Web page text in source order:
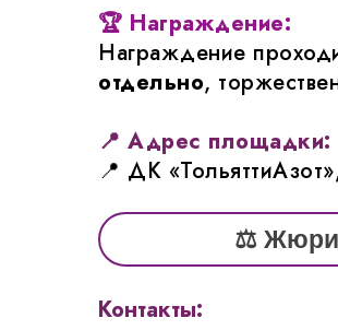
Контакты:
🏆 Награждение:
Награждение
отдельно,
📍 Адрес площадки:
📍 ДК
⚖️ Жюри